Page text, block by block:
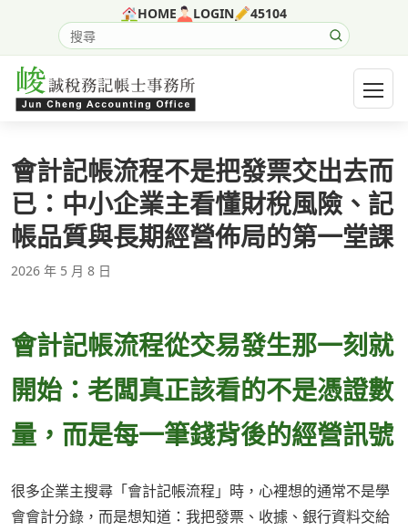
HOME LOGIN 45104
搜尋網站內容
開啟
會計記帳流程不是把發票交出去而
已：中小企業主看懂財稅風險、記
帳品質與長期經營佈局的第一堂課
2026 年 5 月 8 日
會計記帳流程從交易發生那一刻就
開始：老闆真正該看的不是憑證數
量，而是每一筆錢背後的經營訊號
很多企業主搜尋「會計記帳流程」時，心裡想的通常不是學
會會計分錄，而是想知道：我把發票、收據、銀行資料交給